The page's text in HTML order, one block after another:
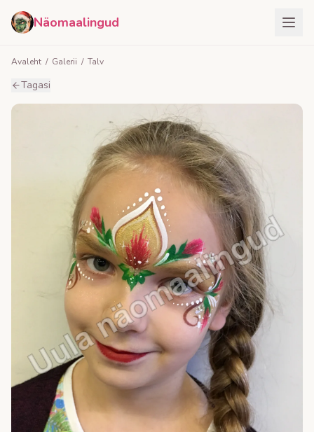
Näomaalingud
Avaleht / Galerii / Talv
Tagasi